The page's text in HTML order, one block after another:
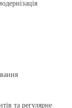
та регулярне